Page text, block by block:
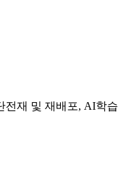
재 및 재배포, AI학습